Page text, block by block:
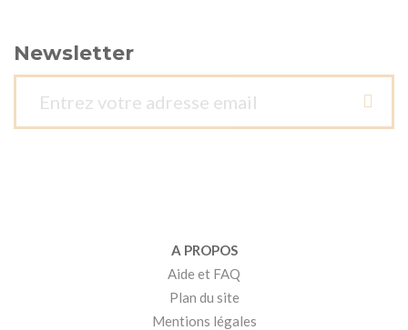
Newsletter
A PROPOS
Aide et FAQ
Plan du site
Mentions légales